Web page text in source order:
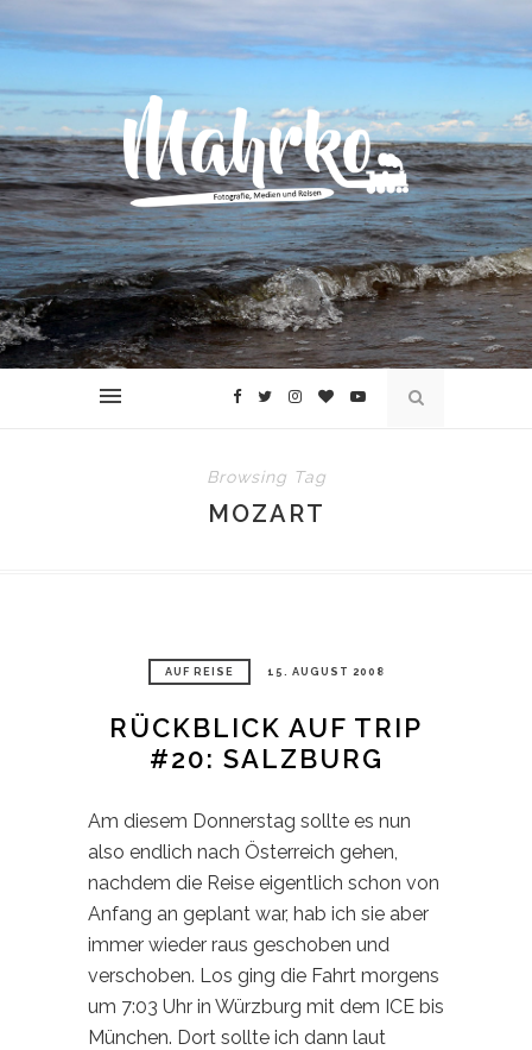
Browsing Tag
MOZART
AUF REISE 15. AUGUST 2008
RÜCKBLICK AUF TRIP
#20: SALZBURG
Am diesem Donnerstag sollte es nun
also endlich nach Österreich gehen,
nachdem die Reise eigentlich schon von
Anfang an geplant war, hab ich sie aber
immer wieder raus geschoben und
verschoben. Los ging die Fahrt morgens
um 7:03 Uhr in Würzburg mit dem ICE bis
München. Dort sollte ich dann laut